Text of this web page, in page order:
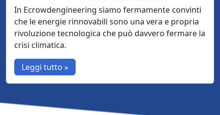
In Ecrowdengineering siamo fermamente convinti
che le energie rinnovabili sono una vera e propria
rivoluzione tecnologica che può davvero fermare la
crisi climatica.
Leggi tutto »